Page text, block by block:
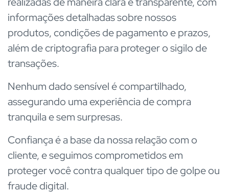
informações detalhadas sobre nossos
produtos, condições de pagamento e prazos,
além de criptografia para proteger o sigilo de
transações.
Nenhum dado sensível é compartilhado,
assegurando uma experiência de compra
tranquila e sem surpresas.
Confiança é a base da nossa relação com o
cliente, e seguimos comprometidos em
proteger você contra qualquer tipo de golpe ou
fraude digital.